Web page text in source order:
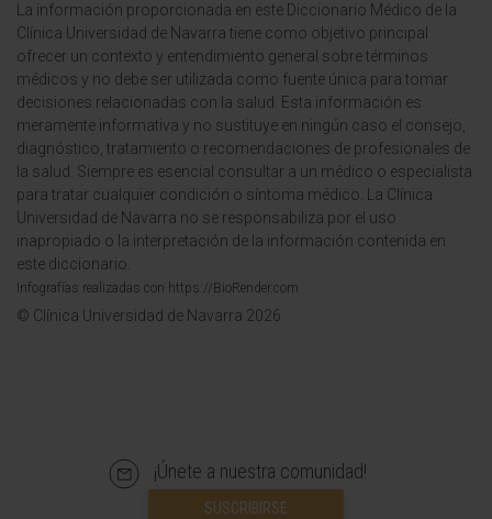
La información proporcionada en este Diccionario Médico de la
Clínica Universidad de Navarra tiene como objetivo principal
ofrecer un contexto y entendimiento general sobre términos
médicos y no debe ser utilizada como fuente única para tomar
decisiones relacionadas con la salud. Esta información es
meramente informativa y no sustituye en ningún caso el consejo,
diagnóstico, tratamiento o recomendaciones de profesionales de
la salud. Siempre es esencial consultar a un médico o especialista
para tratar cualquier condición o síntoma médico. La Clínica
Universidad de Navarra no se responsabiliza por el uso
inapropiado o la interpretación de la información contenida en
este diccionario.
Infografías realizadas con https://BioRender.com
© Clínica Universidad de Navarra 2026
¡Únete a nuestra comunidad!
SUSCRIBIRSE